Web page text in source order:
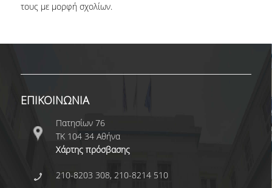
τους με μορφή σχολίων.
ΕΠΙΚΟΙΝΩΝΙΑ
Πατησίων 76
ΤΚ 104 34 Αθήνα
Χάρτης πρόσβασης
210-8203 308, 210-8214 510